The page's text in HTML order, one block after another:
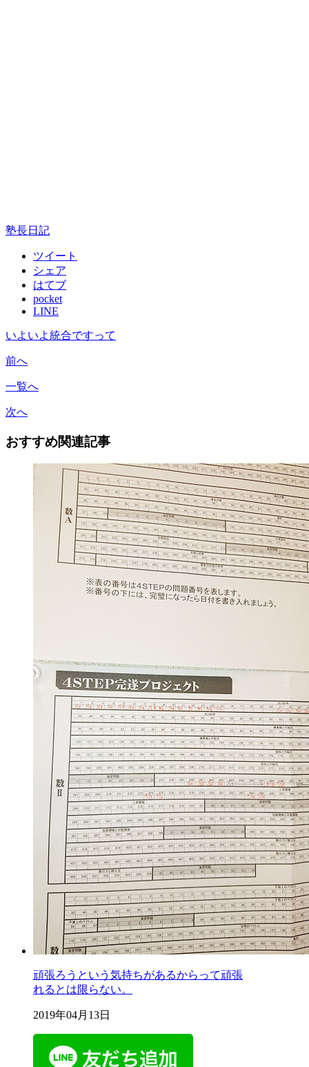
塾長日記
ツイート
シェア
はてブ
pocket
LINE
いよいよ統合ですって
前へ
一覧へ
次へ
おすすめ関連記事
頑張ろうという気持ちがあるからって頑張
れるとは限らない。
2019年04月13日